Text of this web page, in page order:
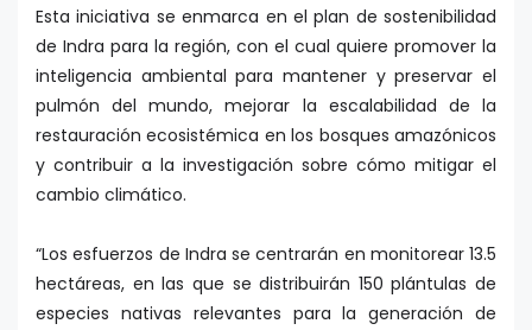
Esta iniciativa se enmarca en el plan de sostenibilidad
de Indra para la región, con el cual quiere promover la
inteligencia ambiental para mantener y preservar el
pulmón del mundo, mejorar la escalabilidad de la
restauración ecosistémica en los bosques amazónicos
y contribuir a la investigación sobre cómo mitigar el
cambio climático.
“Los esfuerzos de Indra se centrarán en monitorear 13.5
hectáreas, en las que se distribuirán 150 plántulas de
especies nativas relevantes para la generación de